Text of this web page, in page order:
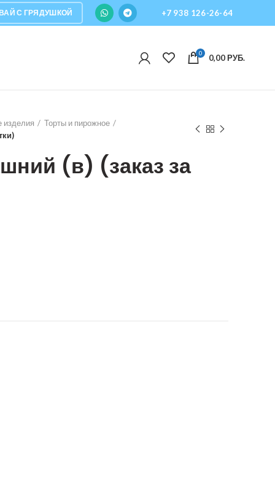
С ГРЯДУШКОЙ +7 938 126-26-64
0 0,00РУБ.
изделия
Торты и пирожное
(в) (заказ за